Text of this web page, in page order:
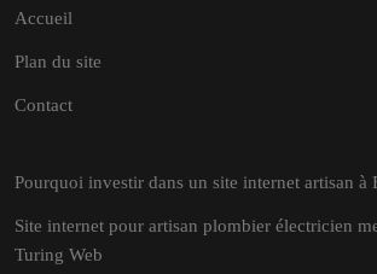
Accueil
Plan du site
Contact
Pourquoi investir dans un site internet artisan à
Site internet pour artisan plombier électricien
Turing Web